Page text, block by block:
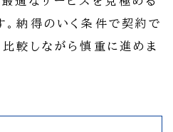
。納得のいく条件で契約で
較しながら慎重に進めま